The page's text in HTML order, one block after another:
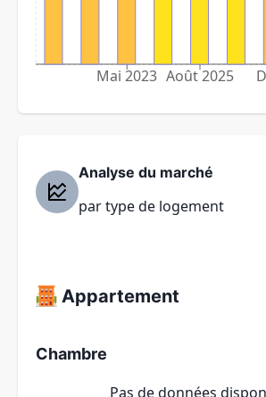
Mai 2023 Août 2025
Analyse du marché
par type de logement
Appartement
Chambre
Pas de données